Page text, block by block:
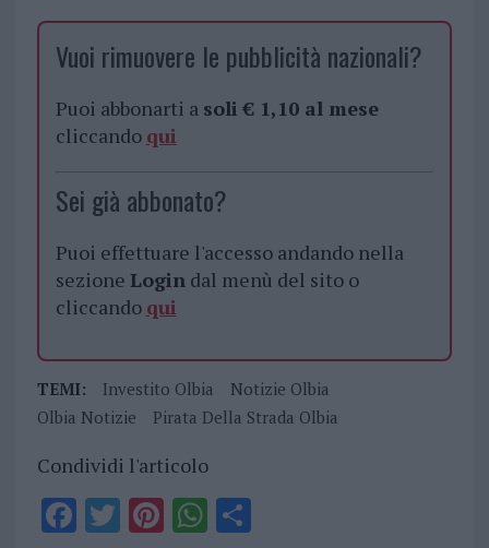
Vuoi rimuovere le pubblicità nazionali?
Puoi abbonarti a soli € 1,10 al mese
cliccando qui
Sei già abbonato?
Puoi effettuare l'accesso andando nella
sezione Logindal menù del sito o
cliccando qui
TEMI: Investito Olbia
Notizie Olbia
Olbia Notizie
Pirata Della Strada Olbia
Condividi l'articolo
F T PiWS